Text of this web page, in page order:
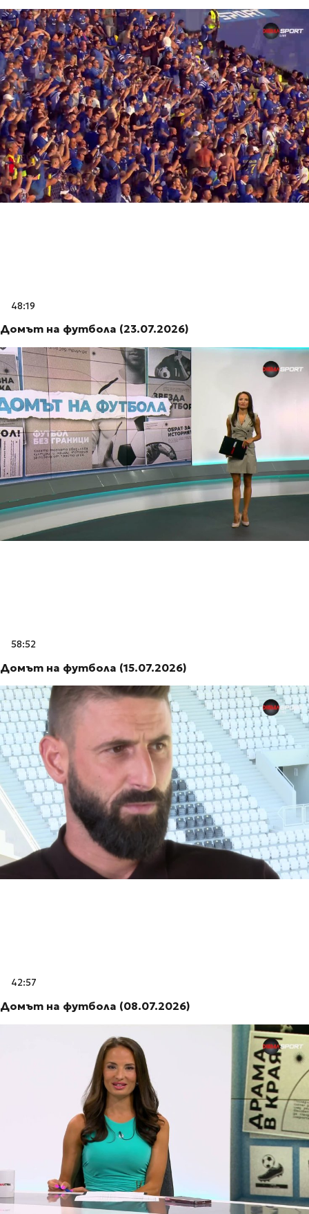
48:19
Домът на футбола (23.07.2026)
58:52
Домът на футбола (15.07.2026)
42:57
Домът на футбола (08.07.2026)